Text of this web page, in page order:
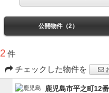
公開物件（2）
2 件
チェックした物件を
鹿児島市平之町12